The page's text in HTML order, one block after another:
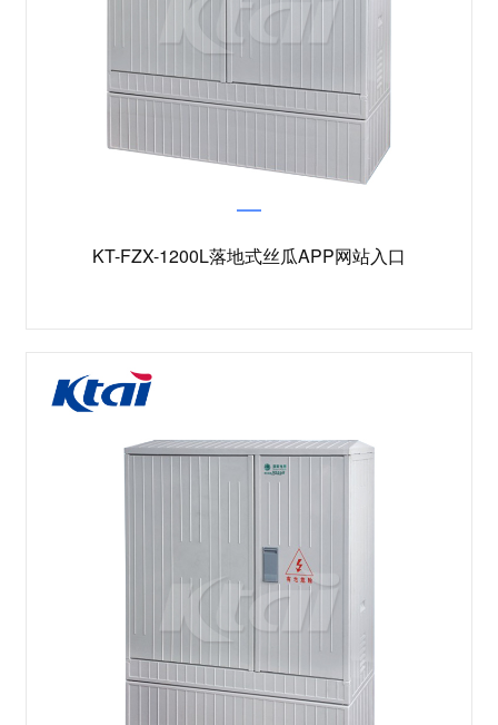
KT-FZX-1200L落地式丝瓜APP网站入口